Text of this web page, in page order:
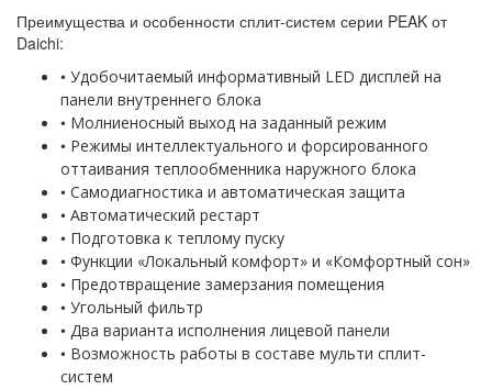
Преимущества и особенности сплит-систем серии PEAK от
Daichi:
• Удобочитаемый информативный LED дисплей на
панели внутреннего блока
• Молниеносный выход на заданный режим
• Режимы интеллектуального и форсированного
оттаивания теплообменника наружного блока
• Самодиагностика и автоматическая защита
• Автоматический рестарт
• Подготовка к теплому пуску
• Функции «Локальный комфорт» и «Комфортный сон»
• Предотвращение замерзания помещения
• Угольный фильтр
• Два варианта исполнения лицевой панели
• Возможность работы в составе мульти сплит-
систем